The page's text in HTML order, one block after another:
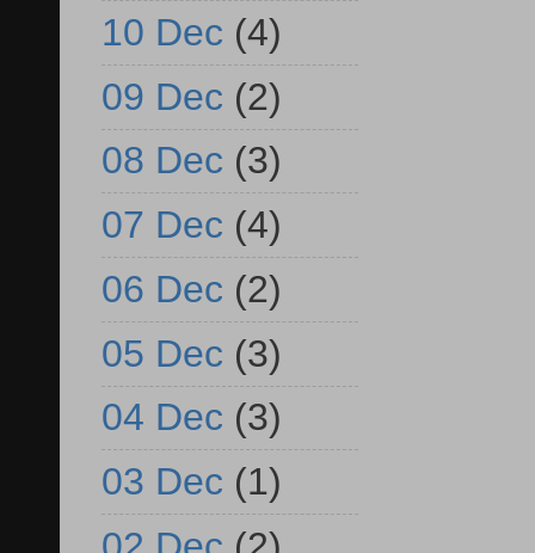
10 Dec (4)
09 Dec (2)
08 Dec (3)
07 Dec (4)
06 Dec (2)
05 Dec (3)
04 Dec (3)
03 Dec (1)